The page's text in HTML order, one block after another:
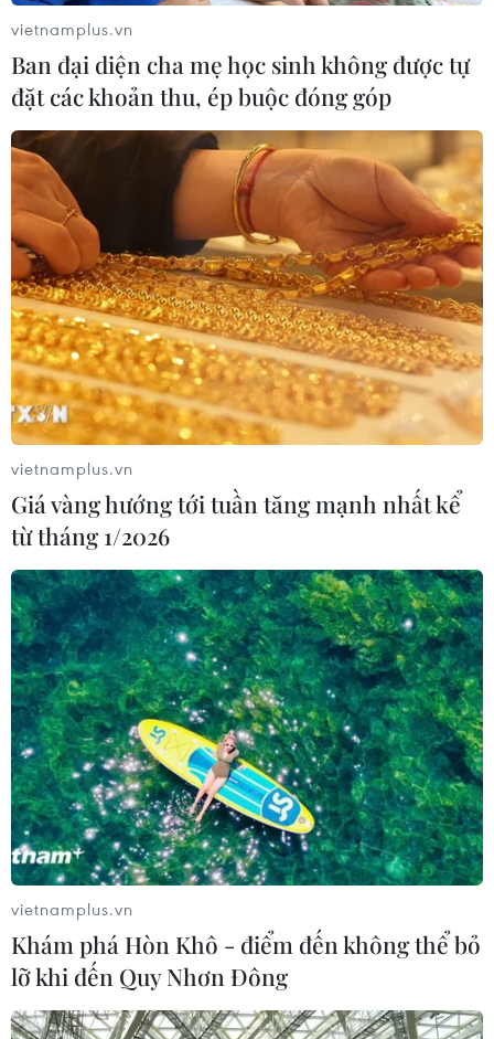
Nam Định hiện có khoảng 300 quán phở, nhiều nhất là
thành phố Nam Định và huyện Nam Trực; phở Nam
Định có hương vị đậm đà hơn nhờ cốt nước mắm cá.
Mỳ Quảng được công nhận
là Di sản Văn hóa Phi vật thể Quốc gia
13/08/2024 14:14
Bộ Văn hóa, Thể thao và Du lịch vừa đã ban hành
Quyết định công bố đưa vào Danh mục Di sản Văn hóa
Phi vật thể Quốc gia đối với “Tri thức dân gian mỳ
Quảng tỉnh Quảng Nam.”
vietnamplus.vn
Ban đại diện cha mẹ học sinh không được tự
đặt các khoản thu, ép buộc đóng góp
vietnamplus.vn
Giá vàng hướng tới tuần tăng mạnh nhất kể
từ tháng 1/2026
vietnamplus.vn
Khám phá Hòn Khô - điểm đến không thể bỏ
lỡ khi đến Quy Nhơn Đông